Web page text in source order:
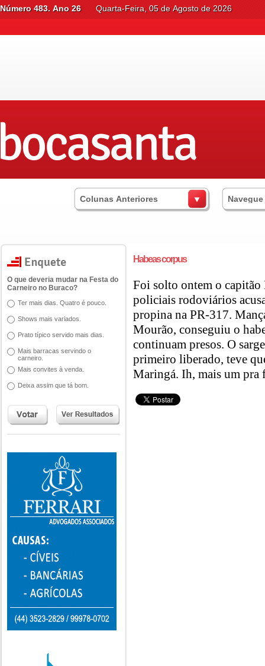
Número 483. Ano 26 Quarta-Feira, 05 de Agosto de 2026
Colunas Anteriores
O que deveria mudar na Festa do
Carneiro no Buraco?
Ter mais dias. Quatro é pouco.
Shows mais variados.
Prato típico servido mais dias.
Mais barracas servindo o
carneiro.
Mais convites à venda.
Deixa assim que tá bom.
Habeas corpus
Foi solto ontem o capitão
policiais rodoviários
propina na PR-317.
Mourão, conseguiu o
continuam presos. O
primeiro liberado, teve
Maringá. Ih, mais um pra